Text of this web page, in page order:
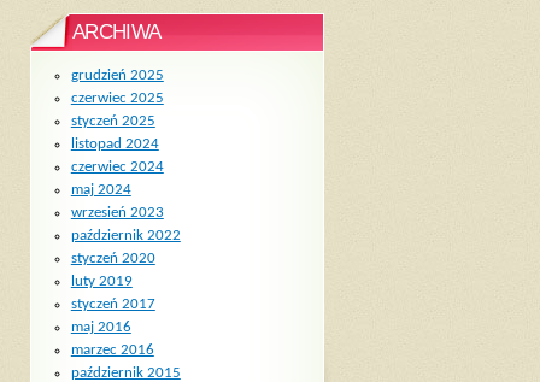
ARCHIWA
grudzień 2025
czerwiec 2025
styczeń 2025
listopad 2024
czerwiec 2024
maj 2024
wrzesień 2023
październik 2022
styczeń 2020
luty 2019
styczeń 2017
maj 2016
marzec 2016
październik 2015